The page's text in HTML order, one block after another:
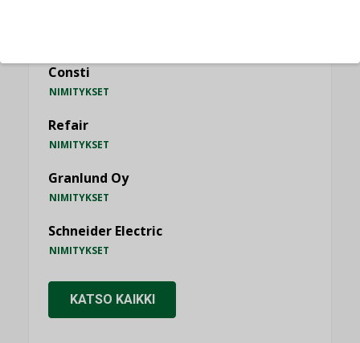
Consti
NIMITYKSET
Refair
NIMITYKSET
Granlund Oy
NIMITYKSET
Schneider Electric
NIMITYKSET
KATSO KAIKKI